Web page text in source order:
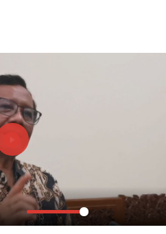
Mute Settings
PIP
Play